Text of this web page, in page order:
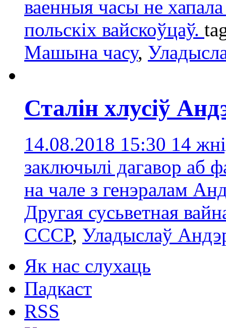
ваенныя часы не
польскіх вайскоўцаў.
Машына часу,
Сталін хлусіў
14.08.2018 15:30 14
заключылі дагавор аб
на чале з генэралам
Другая сусьветная
СССР, Уладыслаў
Як нас слухаць
Падкаст
RSS